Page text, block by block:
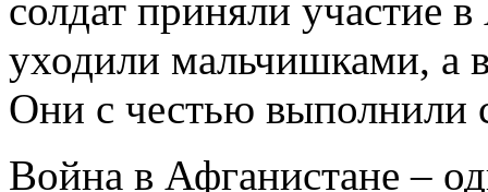
солдат приняли участие
уходили мальчишками, а
Они с честью выполнили
Война в Афганистане –